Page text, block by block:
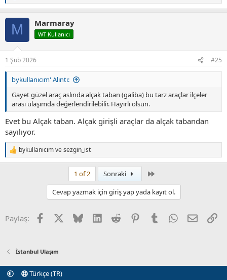
e
r
:
M Marmaray
WT Kullanıcı
1 Şub 2026 #25
bykullanıcım' Alıntı:
Gayet güzel araç aslında alçak taban (galiba) bu tarz araçlar ilçeler
arası ulaşımda değerlendirilebilir. Hayırlı olsun.
Evet bu Alçak taban. Alçak girişli araçlar da alçak tabandan
sayılıyor.
T
e
:
bykullanıcımvesezgin_ist
1 of 2 Sonraki
Cevap yazmak için giriş yap yada kayıt ol.
Paylaş: FacebookX (Twitter)
BlueskyLinkedInReddit PinterestTumblr WhatsApp
E-posta
İstanbul Ulaşım
Türkçe (TR)